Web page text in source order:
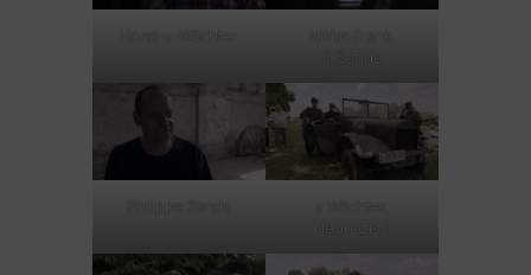
P. Sands
Neonazis 1